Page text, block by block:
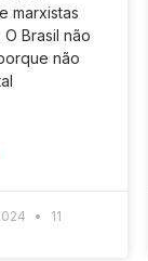
marxistas
Brasil não
não
11